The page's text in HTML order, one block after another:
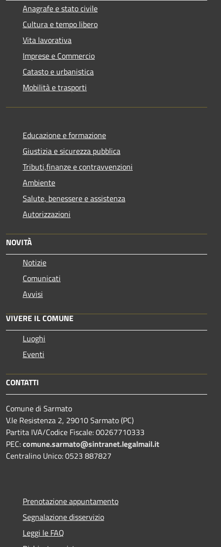
Anagrafe e stato civile
Cultura e tempo libero
Vita lavorativa
Imprese e Commercio
Catasto e urbanistica
Mobilità e trasporti
Educazione e formazione
Giustizia e sicurezza pubblica
Tributi,finanze e contravvenzioni
Ambiente
Salute, benessere e assistenza
Autorizzazioni
NOVITÀ
Notizie
Comunicati
Avvisi
VIVERE IL COMUNE
Luoghi
Eventi
CONTATTI
Comune di Sarmato
V.le Resistenza 2, 29010 Sarmato (PC)
Partita IVA/Codice Fiscale: 00267710333
PEC:comune.sarmato@sintranet.legalmail.it
Centralino Unico: 0523 887827
Prenotazione appuntamento
Segnalazione disservizio
Leggi le FAQ